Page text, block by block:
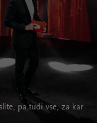
pa tudi vse, za kar